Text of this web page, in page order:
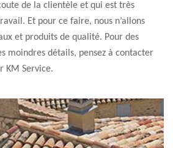
de la clientèle et qui est très
Et pour ce faire, nous n’allons
et produits de qualité. Pour des
moindres détails, pensez à contacter
KM Service.